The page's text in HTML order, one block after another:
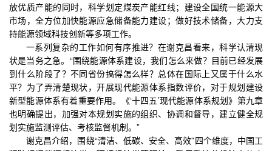
放优质产能的同时，科学划定煤炭产能红线；建设全国统一能源大
市场，全方位加快能源应急储备能力建设；做好技术储备，大力支
持能源领域科技创新等多项工作。
一系列复杂的工作如何有序推进？在谢克昌看来，科学认清现
状是当务之急。“围绕能源体系建设，我们怎么来做？目前已经发展
到什么阶段了？不同省份搞得怎么样？总体在国际上又属于什么水
平？为了弄清楚现状，开展现代能源体系指数评价，对于规划建设
新型能源体系有着重要作用。《‘十四五’现代能源体系规划》第九章
也明确提出，加强对本规划实施的组织、协调和督导，建立健全规
划实施监测评估、考核监督机制。”
谢克昌介绍，围绕“清洁、低碳、安全、高效”四个维度，中国工